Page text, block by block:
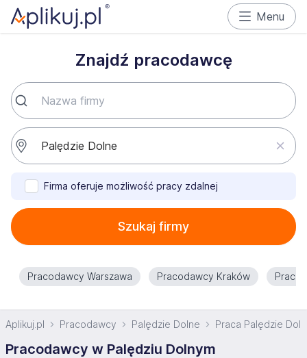
Menu
Znajdź pracodawcę
Firma oferuje możliwość pracy zdalnej
Szukaj firmy
Pracodawcy Warszawa Pracodawcy Kraków
Aplikuj.pl Pracodawcy Palędzie Dolne Praca Palędzie
Pracodawcy w Palędziu Dolnym